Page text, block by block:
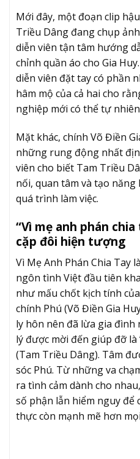
Mới đây, một đoạn clip
Triều Dâng đang chụp
diễn viên tận tâm hướng
chỉnh quần áo cho Gia
diễn viên đặt tay có phần
hâm mộ của cả hai cho
nghiệp mới có thể tự
Mặt khác, chính Võ Điền
những rung động nhất
viên cho biết Tam Triều
nối, quan tâm và tạo
quá trình làm việc.
“Vì mẹ anh phán
cặp đôi hiện tượng
Vì Mẹ Anh Phán Chia Tay
ngôn tình Việt đầu tiên
như mấu chốt kịch tính
chính Phú (Võ Điền Gia
ly hôn nên đã lừa gia đình
lý được mời đến giúp đỡ là
(Tam Triều Dâng). Tâm
sóc Phú. Từ những va
ra tình cảm dành cho
số phận lẫn hiểm nguy để
thực còn mạnh mẽ hơn